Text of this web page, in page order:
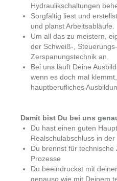
Hydraulikschaltungen
Sorgfältig liest und
und planst Arbeitsabläufe.
Um all das zu meistern,
der Schweiß-,
Zerspanungstechnik an.
Bei uns läuft Deine
wenn es doch mal
hauptberufliches
Damit bist Du bei uns
Du hast einen guten
Realschulabschluss in der
Du brennst für
Prozesse
Du beeindruckst mit
genauso wie mit Deinem